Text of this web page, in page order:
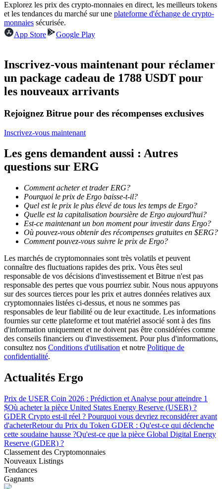
Devenez un trader de copie
Profitez du partage des bénéfices et des commissions de copy
trading
Information
Analyse de mégadonnées, y compris des informations
commerciales, etc.
Guide
Guide de démarrage des contrats à terme
Stratégies de trading
Apprenez à rester rentable
Explorez les prix des crypto-monnaies en direct, les meilleurs tokens
et les tendances du marché sur une plateforme d'échange de crypto-
monnaies sécurisée.
App Store
Google Play
Inscrivez-vous maintenant pour réclamer
un package cadeau de 1788 USDT pour
les nouveaux arrivants
Rejoignez Bitrue pour des récompenses exclusives
Inscrivez-vous maintenant
Les gens demandent aussi : Autres
questions sur ERG
Comment acheter et trader ERG?
Pourquoi le prix de Ergo baisse-t-il?
Quel est le prix le plus élevé de tous les temps de Ergo?
Quelle est la capitalisation boursière de Ergo aujourd'hui?
Est-ce maintenant un bon moment pour investir dans Ergo?
Où pouvez-vous obtenir des récompenses gratuites en $ERG?
Comment pouvez-vous suivre le prix de Ergo?
Les marchés de cryptomonnaies sont très volatils et peuvent
connaître des fluctuations rapides des prix. Vous êtes seul
responsable de vos décisions d'investissement et Bitrue n'est pas
responsable des pertes que vous pourriez subir. Nous nous appuyons
sur des sources tierces pour les prix et autres données relatives aux
cryptomonnaies listées ci-dessus, et nous ne sommes pas
responsables de leur fiabilité ou de leur exactitude. Les informations
fournies sur cette plateforme et tout matériel associé sont à des fins
d'information uniquement et ne doivent pas être considérées comme
des conseils financiers ou d'investissement. Pour plus d'informations,
consultez nos Conditions d'utilisation et notre Politique de
confidentialité.
Actualités Ergo
Prix de USER Coin 2026 : Prédiction et Analyse pour atteindre 1
$Où acheter la pièce United States Energy Reserve (USER) ?
GDER Crypto est-il réel ? Pourquoi vous devriez reconsidérer avant
d'acheterRetour du Prix du Token GDER : Qu'est-ce qui déclenche
cette soudaine hausse ?Qu'est-ce que la pièce Global Digital Energy
Reserve (GDER) ?
Classement des Cryptomonnaies
Nouveaux Listings
Tendances
Gagnants